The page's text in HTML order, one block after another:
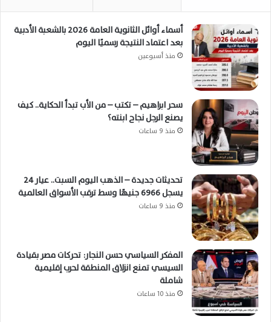
أسماء أوائل الثانوية العامة 2026 بالشعبة الأدبية
بعد اعتماد النتيجة رسميًا اليوم
منذ أسبوعين
سحر ابراهيم – تكتب – من الأب تبدأ الحكاية.. كيف
يصنع الرجل نجاح ابنته؟
منذ 9 ساعات
تحديثات جديدة – الذهب اليوم السبت.. عيار 24
يسجل 6966 جنيهًا وسط ترقب الأسواق العالمية
منذ 9 ساعات
المفكر السياسي حسن النجار: تحركات مصر بقيادة
السيسي تمنع انزلاق المنطقة لحرب إقليمية
شاملة
منذ 10 ساعات